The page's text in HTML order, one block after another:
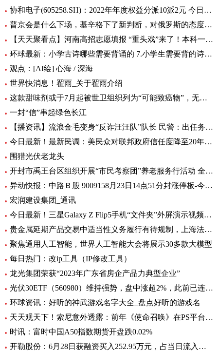
协和电子(605258.SH)：2022年年度权益分派10派2元 今日热议
普京会是什么下场，基辛格下了新判断，对俄罗斯的态度完全变了！|全球时快讯
【天天聚看点】河南高招志愿填报 “重头戏”来了！本科一批、二批志愿30日起填报
环球最新：小学古诗哪些需要背诵的 7.小学生需要背的诗词有多少首
观点：[AI绘] 心海 / 深海
世界快消息！翟雨_关于翟雨介绍
这款甜味剂或于7月起被世卫组织列为“可能致癌物”，无糖可乐、口香糖中普遍有它|全球热头条
一封“信”串起绿色长江
【播资讯】流浪金毛变身“反诈汪汪队”队长 民警：出任务都要抢“档期 ”
今日最新！最新民调：美民众对联邦政府信任度降至20年来最低水平
围猎光伏老龙头
开封市禹王台区组织开展“市民考察团”养老服务行活动 全球热消息
异动快报：中路Ｂ股 9009158月23日14点51分封涨停板-今日热搜
宏润建设集团_通讯
今日最新！三星Galaxy Z Flip5手机“文件夹”外屏演示视频曝光
贵金属延期产品交易中适当性义务履行有待规制，上海法院向交易所发出司法建议_每日观察
聚焦通用人工智能，世界人工智能大会将展示30多款大模型
每日热门：改ip工具（IP修改工具）
龙光集团荣获“2023年广东省房企产品力典型企业”
光伏30ETF（560980）维持强势，盘中涨超2%，此前已连升3日，权重股捷佳伟创涨超3%
环球资讯：好听的神武游戏名字大全_盘点好听的游戏名
天天观天下！索尼意外透露：前年《使命召唤》在PS平台创造超8亿美元收入
时讯：富时中国A50指数期货开盘跌0.02%
开勒股份：6月28日获融资买入252.95万元，占当日流入资金比例11.65%-世界即时